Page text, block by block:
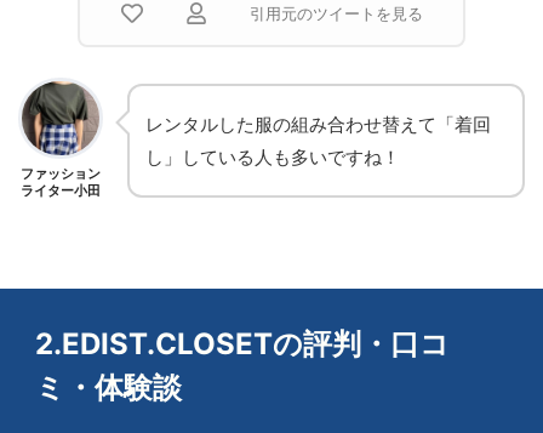
引用元のツイートを見る
ファッション
ライター小田
レンタルした服の組み合わせ替えて「着回
し」している人も多いですね！
2.EDIST.CLOSETの評判・口コ
ミ・体験談